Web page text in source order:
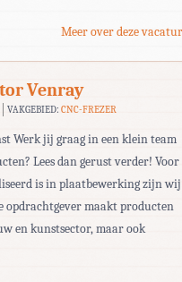
Meer over deze
Venray
VAKGEBIED:CNC-FREZER
Werk jij graag in een klein team
Lees dan gerust verder! Voor
is in plaatbewerking zijn
opdrachtgever maakt producten
en kunstsector, maar ook